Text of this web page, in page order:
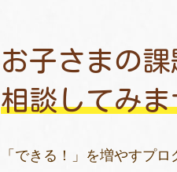
お子さまの
相談してみ
「できる！」を増やすプ